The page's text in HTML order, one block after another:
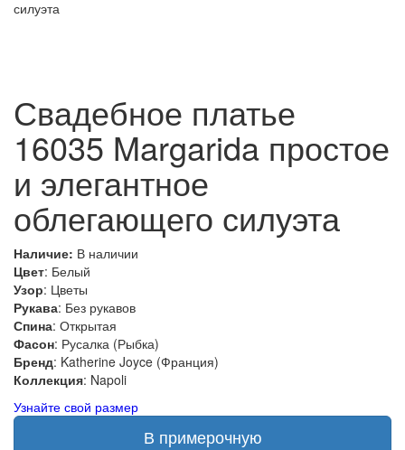
Свадебное платье
16035 Margarida простое
и элегантное
облегающего силуэта
Наличие: В наличии
Цвет: Белый
Узор: Цветы
Рукава: Без рукавов
Спина: Открытая
Фасон: Русалка (Рыбка)
Бренд: Katherine Joyce (Франция)
Коллекция: Napoli
Узнайте свой размер
В примерочную